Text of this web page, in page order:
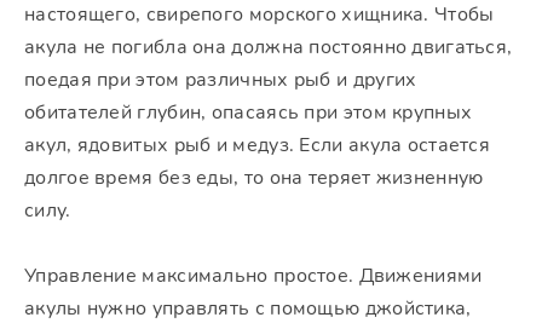
настоящего, свирепого морского хищника. Чтобы
акула не погибла она должна постоянно двигаться,
поедая при этом различных рыб и других
обитателей глубин, опасаясь при этом крупных
акул, ядовитых рыб и медуз. Если акула остается
долгое время без еды, то она теряет жизненную
силу.
Управление максимально простое. Движениями
акулы нужно управлять с помощью джойстика,